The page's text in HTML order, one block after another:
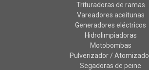
Trituradoras de ramas
Vareadores aceitunas
Generadores eléctricos
Hidrolimpiadoras
Motobombas
Pulverizador /
Segadoras de peine